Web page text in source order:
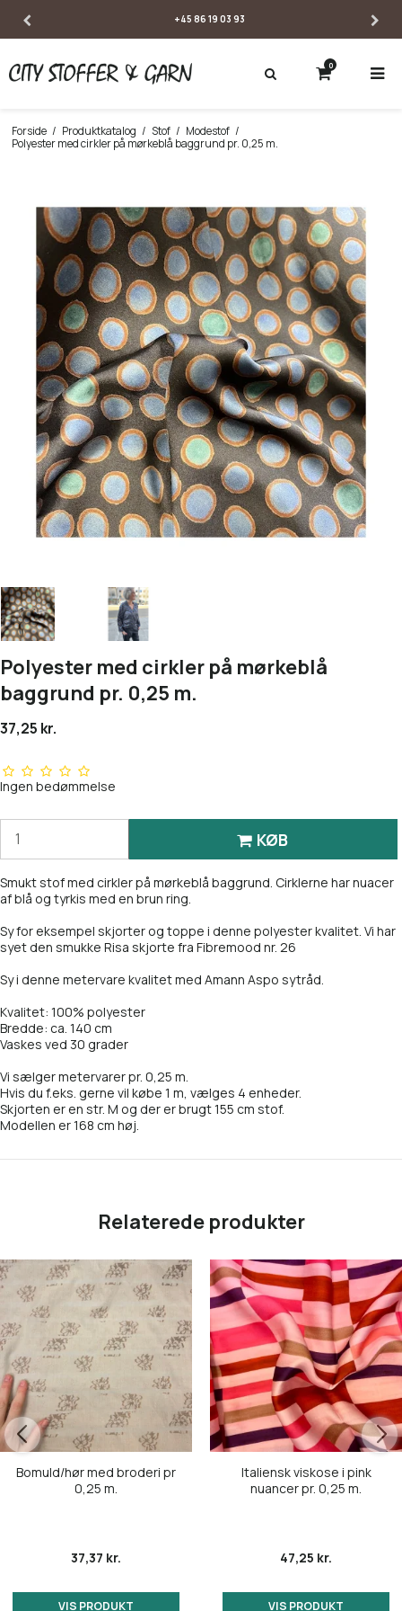
0
Forside / Produktkatalog / Stof / Modestof /
Polyester med cirkler på mørkeblå baggrund pr. 0,25 m.
Polyester med cirkler på mørkeblå
baggrund pr. 0,25 m.
37,25 kr.
Ingen bedømmelse
KØB
Smukt stof med cirkler på mørkeblå baggrund. Cirklerne har nuacer
af blå og tyrkis med en brun ring.
Sy for eksempel skjorter og toppe i denne polyester kvalitet. Vi har
syet den smukke Risa skjorte fra Fibremood nr. 26
Sy i denne metervare kvalitet med Amann Aspo sytråd.
Kvalitet: 100% polyester
Bredde: ca. 140 cm
Vaskes ved 30 grader
Vi sælger metervarer pr. 0,25 m.
Hvis du f.eks. gerne vil købe 1 m, vælges 4 enheder.
Skjorten er en str. M og der er brugt 155 cm stof.
Modellen er 168 cm høj.
Relaterede produkter
Bomuld/hør med broderi pr
0,25 m.
37,37 kr.
VIS PRODUKT
Italiensk viskose i pink
nuancer pr. 0,25 m.
47,25 kr.
VIS PRODUKT